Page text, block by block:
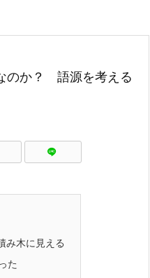
のか？ 語源を考える
み木に見える
た